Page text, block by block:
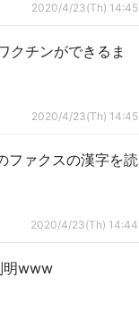
2020/4/23(Th) 14:45
クチンができるま
2020/4/23(Th) 14:45
ファクスの漢字を読
2020/4/23(Th) 14:44
明www